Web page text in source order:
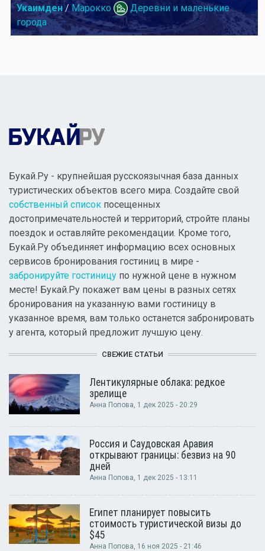
Укаимден/ Марокко
Деревни и маленькие
города
Букай.Ру - крупнейшая русскоязычная база данных
туристических объектов всего мира. Создайте свой
собственный список посещенных
достопримечательностей и территорий, стройте планы
поездок и оставляйте рекомендации. Кроме того,
Букай.Ру объединяет информацию всех основных
сервисов бронирования гостиниц в мире -
забронируйте гостиницу по нужной цене в нужном
месте! Букай.Ру покажет вам цены в разных сетях
бронирования на указанную вами гостиницу в
указанное время, вам только останется забронировать
у агента, который предложит лучшую цену.
СВЕЖИЕ СТАТЬИ
Лентикулярные облака: редкое
зрелище
Анна Попова, 1 дек 2025 - 20:29
Россия и Саудовская Аравия
открывают границы: безвиз на 90
дней
Анна Попова, 1 дек 2025 - 13:11
Египет планирует повысить
стоимость туристической визы до
$45
Анна Попова, 16 ноя 2025 - 21:46